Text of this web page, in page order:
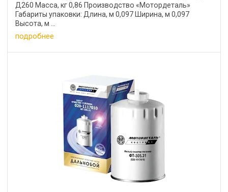
Д260 Масса, кг 0,86 Производство «Мотордеталь»
Габариты упаковки: Длина, м 0,097 Ширина, м 0,097
Высота, м ...
подробнее